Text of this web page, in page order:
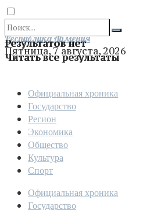
Результатов нет
Читать все результаты
Отправить
Республика Армения
Пятница, 7 августа, 2026
Официальная хроника
Государство
Регион
Экономика
Общество
Культура
Спорт
Официальная хроника
Государство